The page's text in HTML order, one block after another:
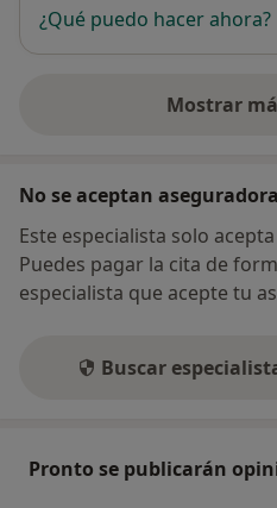
¿Qué puedo hacer ahora?
Mostrar
No se aceptan
Este especialista solo
Puedes pagar la cita de
especialista que acepte tu
Buscar
Pronto se publicarán